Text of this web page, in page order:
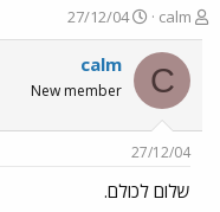
פ
ו
ת
ח
ה
ש
א
calm
פ
ו
ר
27/12/04
C
calm
New member
27/12/04
שלום לכולם.